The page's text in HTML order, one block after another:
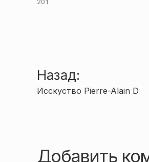
Навигация
Назад:
Исскуство Pierre-Alain D
Добавить